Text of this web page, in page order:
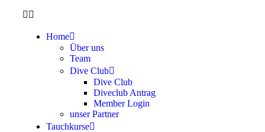
Home
Über uns
Team
Dive Club
Dive Club
Diveclub Antrag
Member Login
unser Partner
Tauchkurse